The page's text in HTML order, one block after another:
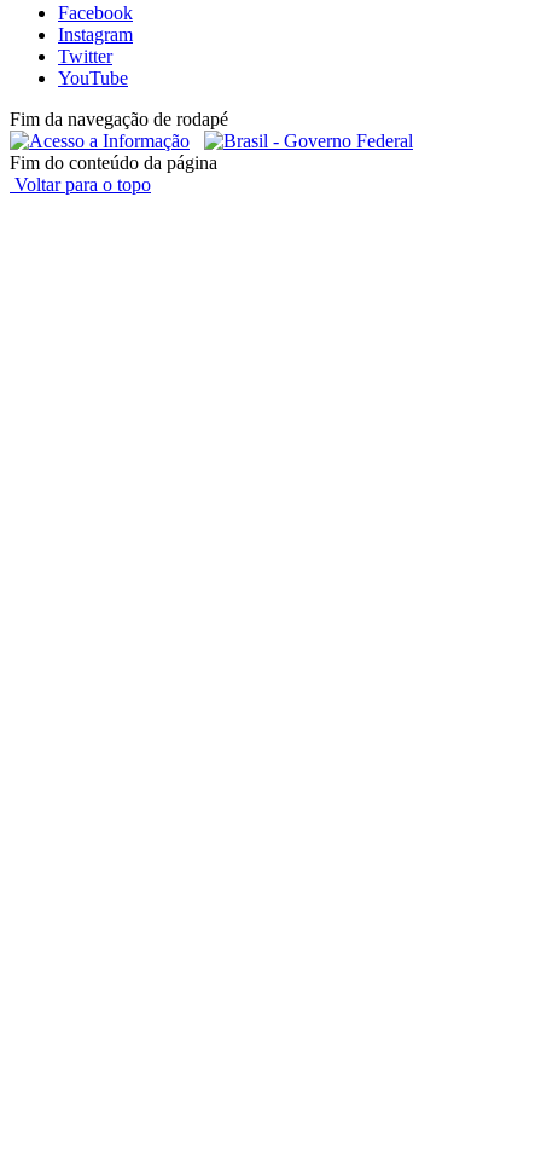
Facebook
Instagram
Twitter
YouTube
Fim da navegação de rodapé
Fim do conteúdo da página
Voltar para o topo